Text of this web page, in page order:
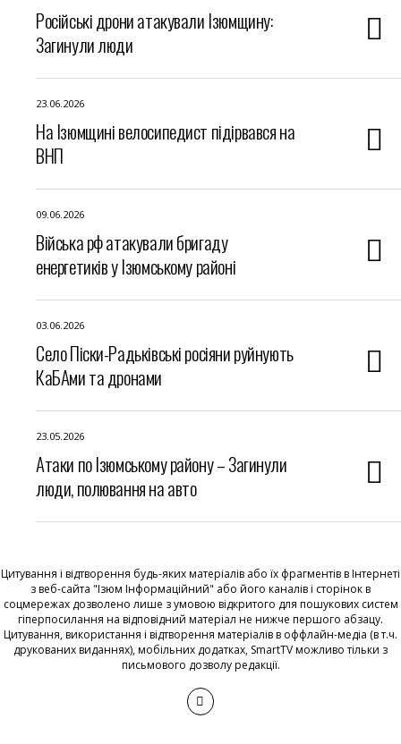
Російські дрони атакували Ізюмщину:
Загинули люди
23.06.2026
На Ізюмщині велосипедист підірвався на
ВНП
09.06.2026
Війська рф атакували бригаду
енергетиків у Ізюмському районі
03.06.2026
Село Піски-Радьківські росіяни руйнують
КаБАми та дронами
23.05.2026
Атаки по Ізюмському району – Загинули
люди, полювання на авто
Цитування і відтворення будь-яких матеріалів або їх фрагментів в Інтернеті
з веб-сайта "Ізюм Інформаційний" або його каналів і сторінок в
соцмережах дозволено лише з умовою відкритого для пошукових систем
гіперпосилання на відповідний матеріал не нижче першого абзацу.
Цитування, використання і відтворення матеріалів в оффлайн-медіа (в т.ч.
друкованих виданнях), мобільних додатках, SmartTV можливо тільки з
письмового дозволу редакції.